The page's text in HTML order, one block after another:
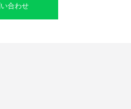
合わせ